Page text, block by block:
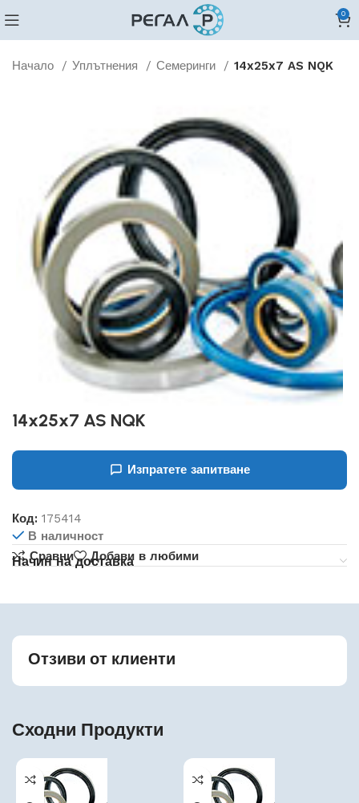
0
Начало Уплътнения Семеринги 14x25x7 AS NQK
14x25x7 AS NQK
Изпратете запитване
Код:175414
В наличност
Сравни
Добави в любими
Начин на доставка
Отзиви от клиенти
Сходни Продукти